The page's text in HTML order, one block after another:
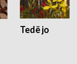
Tedë jo